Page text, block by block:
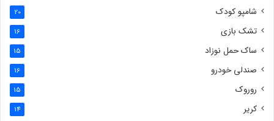
شامپو کودک 20
تشک بازی 16
ساک حمل نوزاد 15
صندلی خودرو 16
روروک 15
کریر 14